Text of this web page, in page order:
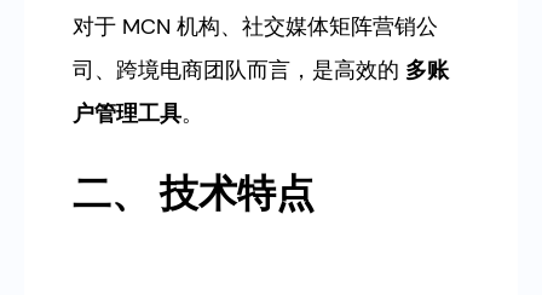
对于 MCN 机构、社交媒体矩阵营销公
司、跨境电商团队而言，是高效的 多账
户管理工具。
二、 技术特点